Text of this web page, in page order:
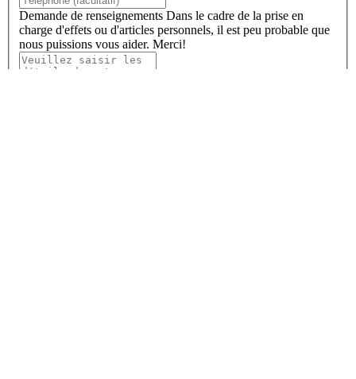
Demande de renseignements Dans le cadre de la prise en
charge d'effets ou d'articles personnels, il est peu probable que
nous puissions vous aider. Merci!